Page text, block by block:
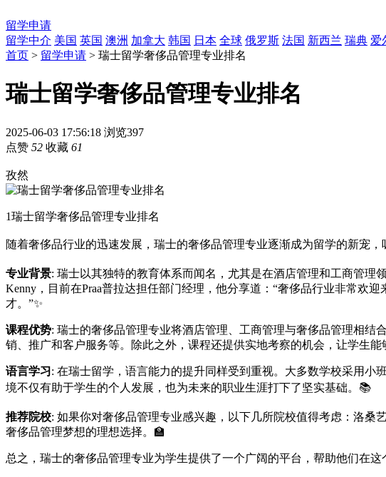
留学申请
留学中介 美国 英国 澳洲 加拿大 韩国 日本 全球 俄罗斯 法国 新西兰 瑞典 爱
首页 > 留学申请 > 瑞士留学奢侈品管理专业排名
瑞士留学奢侈品管理专业排名
2025-06-03 17:56:18 浏览397
点赞 52 收藏 61
孜然
1瑞士留学奢侈品管理专业排名
随着奢侈品行业的迅速发展，瑞士的奢侈品管理专业逐渐成为留学的新宠
专业背景: 瑞士以其独特的教育体系而闻名，尤其是在酒店管理和工商管
Kenny，目前在Praa普拉达担任部门经理，他分享道：“奢侈品行业非常欢
才。”✨
课程优势: 瑞士的奢侈品管理专业将酒店管理、工商管理与奢侈品管理相
销、推广和客户服务等。除此之外，课程还提供实地考察的机会，让学生
语言学习 : 在瑞士留学，语言能力的提升同样受到重视。大多数学校采用
境不仅有助于学生的个人发展，也为未来的职业生涯打下了坚实基础。📚
推荐院校: 如果你对奢侈品管理专业感兴趣，以下几所院校值得考虑：洛
奢侈品管理梦想的理想选择。🏫
总之，瑞士的奢侈品管理专业为学生提供了一个广阔的平台，帮助他们在